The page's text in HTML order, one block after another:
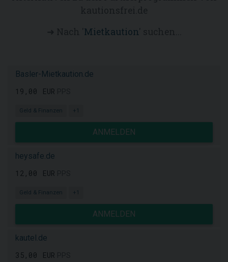
Mietkaution' suchen...
Basler-Mietkaution.de
19,00 EUR
Geld & Finanzen +1
ANMELDEN
heysafe.de
12,00 EUR
Geld & Finanzen +1
ANMELDEN
kautel.de
35,00 EUR